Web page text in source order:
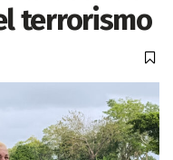
terrorismo